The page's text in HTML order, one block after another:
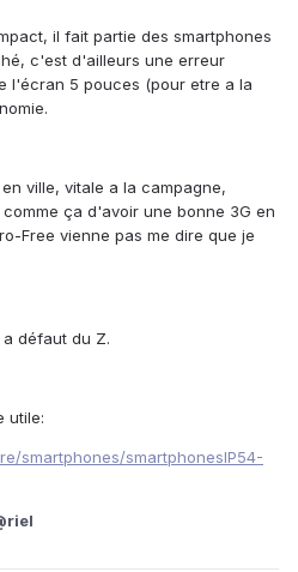
il fait partie des smartphones
c'est d'ailleurs une erreur
l'écran 5 pouces (pour etre a la
ville, vitale a la campagne,
ça d'avoir une bonne 3G en
Free vienne pas me dire que je
défaut du Z.
utile:
smartphones/smartphonesIP54-